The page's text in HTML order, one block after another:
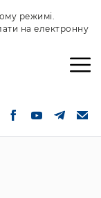
режимі.
на електронну